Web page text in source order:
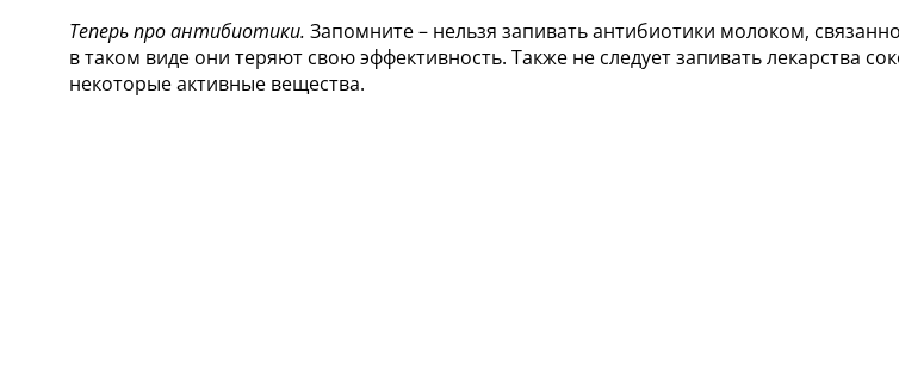
Теперь про антибиотики. Запомните – нельзя запивать антибиотики молоком,
в таком виде они теряют свою эффективность. Также не следует запивать лекарства
некоторые активные вещества.